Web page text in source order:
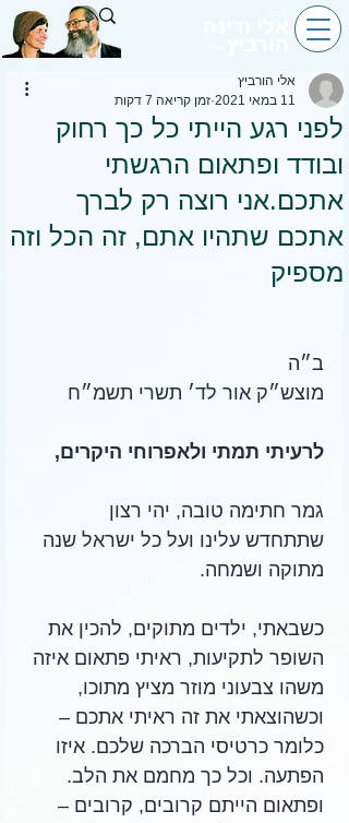
לפני רגע הייתי כל כך רחוק
ובודד ופתאום הרגשתי
אתכם.אני רוצה רק לברך
אתכם שתהיו אתם, זה הכל וזה
מספיק
אלי הורביץ
11 במאי 2021
זמן קריאה 7 דקות
ב״ה
מוצש״ק אור לד׳ תשרי תשמ״ח
לרעיתי תמתי ולאפרוחי היקרים,
גמר חתימה טובה, יהי רצון
שתתחדש עלינו ועל כל ישראל שנה
מתוקה ושמחה.
כשבאתי, ילדים מתוקים, להכין את
השופר לתקיעות, ראיתי פתאום איזה
משהו צבעוני מוזר מציץ מתוכו,
וכשהוצאתי את זה ראיתי אתכם –
כלומר כרטיסי הברכה שלכם. איזו
הפתעה. וכל כך מחמם את הלב.
ופתאום הייתם קרובים, קרובים –